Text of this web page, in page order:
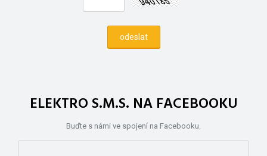
ELEKTRO S.M.S. NA FACEBOOKU
Buďte s námi ve spojení na Facebooku.